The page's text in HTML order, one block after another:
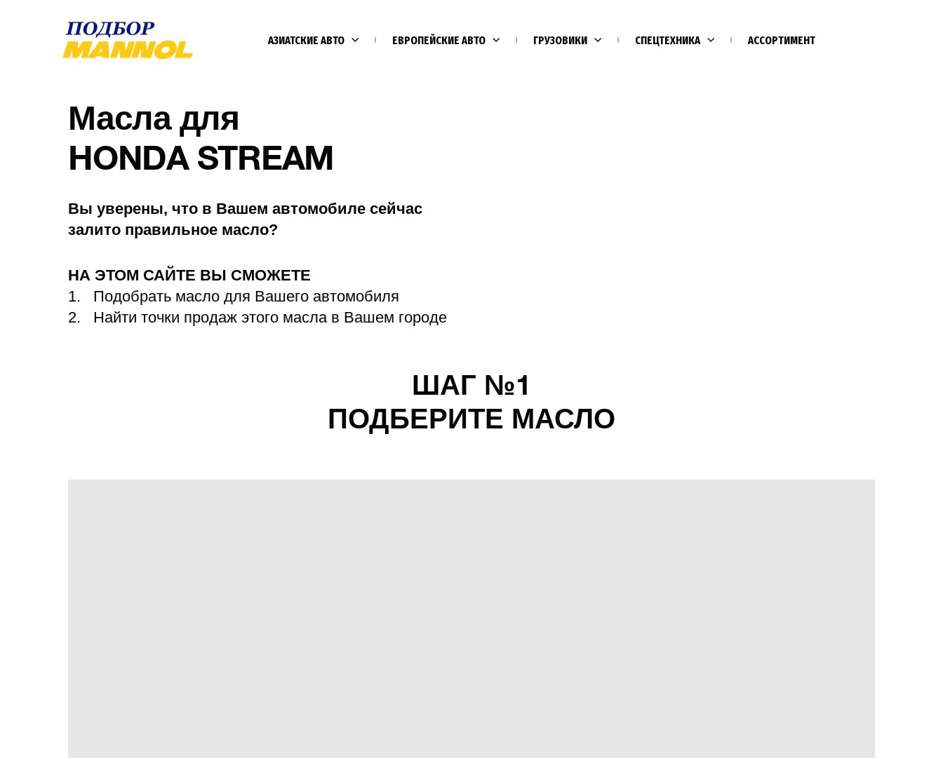
АЗИАТСКИЕ АВТО ЕВРОПЕЙСКИЕ АВТО ГРУЗОВИКИ СПЕЦТЕХНИКА АССОРТИМЕНТ
Масла для
HONDA STREAM
Вы уверены, что в Вашем автомобиле сейчас
залито правильное масло?
НА ЭТОМ САЙТЕ ВЫ СМОЖЕТЕ
Подобрать масло для Вашего автомобиля
Найти точки продаж этого масла в Вашем городе
ШАГ №1
ПОДБЕРИТЕ МАСЛО